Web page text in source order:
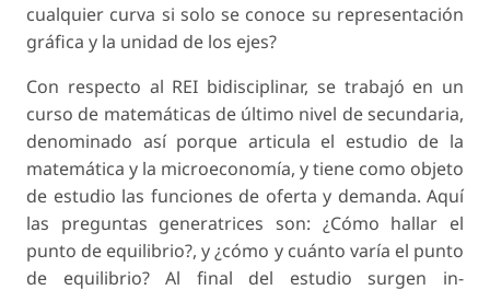
cualquier cur­va si solo se conoce su representación
gráfica y la unidad de los ejes?
Con respecto al REI bidisciplinar, se trabajó en un
curso de matemáticas de último nivel de secun­daria,
denominado así porque articula el estudio de la
matemática y la microeconomía, y tiene como objeto
de estudio las funciones de oferta y demanda. Aquí
las preguntas generatrices son: ¿Cómo hallar el
punto de equilibrio?, y ¿cómo y cuánto varía el punto
de equilibrio? Al final del estudio surgen in­